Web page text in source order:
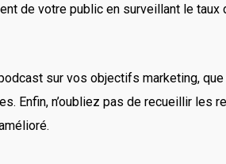
de votre public en surveillant le
sur vos objectifs marketing,
Enfin, n’oubliez pas de recueillir les